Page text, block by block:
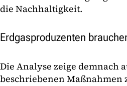
die Nachhaltigkeit.
Erdgasproduzenten
Die Analyse zeige demnach
beschriebenen Maßnahmen